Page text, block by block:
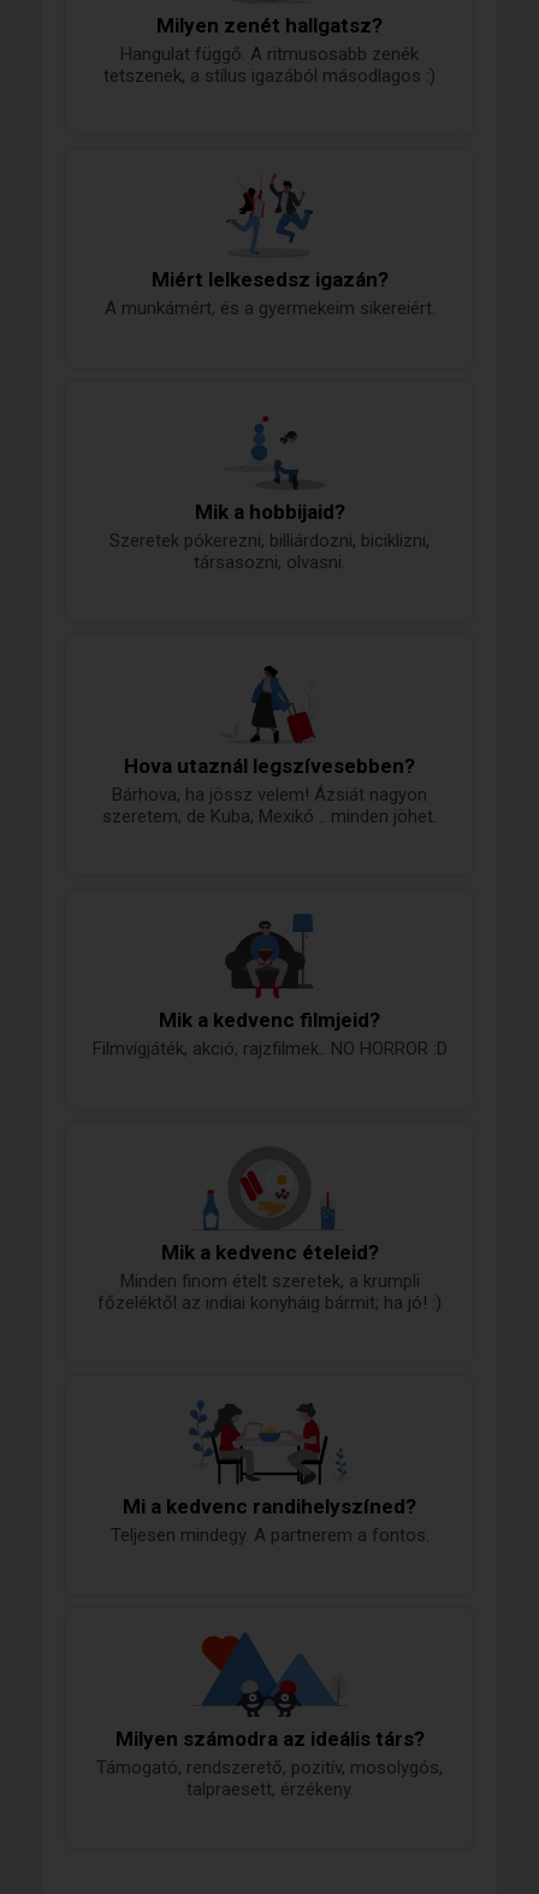
Milyen zenét hallgatsz?
Hangulat függő. A ritmusosabb zenék
tetszenek, a stílus igazából másodlagos :)
Miért lelkesedsz igazán?
A munkámért, és a gyermekeim sikereiért.
Mik a hobbijaid?
Szeretek pókerezni, billiárdozni, biciklizni,
társasozni, olvasni.
Hova utaznál legszívesebben?
Bárhova, ha jössz velem! Ázsiát nagyon
szeretem, de Kuba, Mexikó .. minden jöhet.
Mik a kedvenc filmjeid?
Filmvígjáték, akció, rajzfilmek.. NO HORROR :D
Mik a kedvenc ételeid?
Minden finom ételt szeretek, a krumpli
főzeléktől az indiai konyháig bármit; ha jó! :)
Mi a kedvenc randihelyszíned?
Teljesen mindegy. A partnerem a fontos.
Milyen számodra az ideális társ?
Támogató, rendszerető, pozitív, mosolygós,
talpraesett, érzékeny.